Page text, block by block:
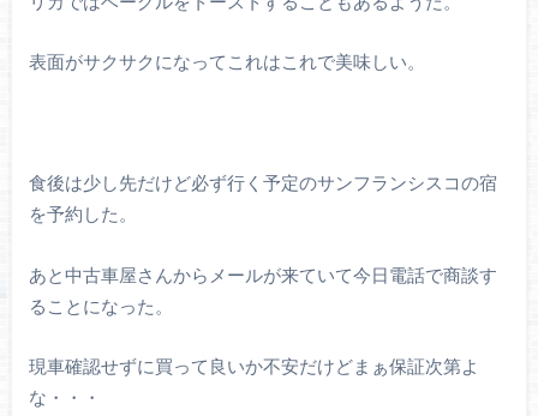
表面がサクサクになってこれはこれで美味しい。
食後は少し先だけど必ず行く予定のサンフランシスコの宿
を予約した。
あと中古車屋さんからメールが来ていて今日電話で商談す
ることになった。
現車確認せずに買って良いか不安だけどまぁ保証次第よ
な・・・